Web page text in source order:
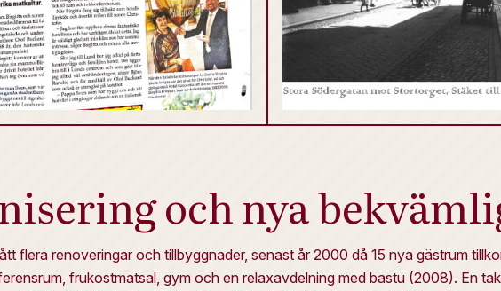
och nya
flera renoveringar och tillbyggnader, senast år 2000 då 15 nya gästrum
frukostmatsal, gym och en relaxavdelning med bastu (2008). En